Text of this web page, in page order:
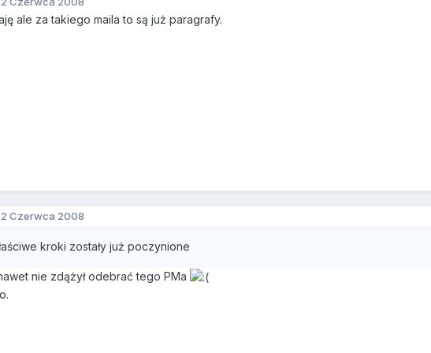
ale za takiego maila to są już paragrafy.
Czerwca 2008
kroki zostały już poczynione
nie zdążył odebrać tego PMa